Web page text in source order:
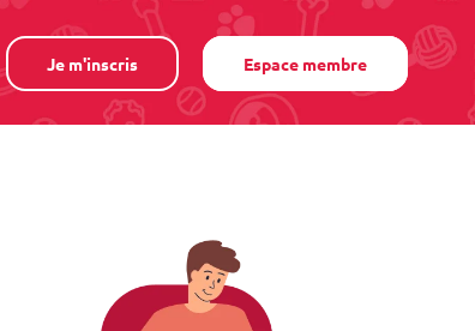
Je m'inscris Espace membre